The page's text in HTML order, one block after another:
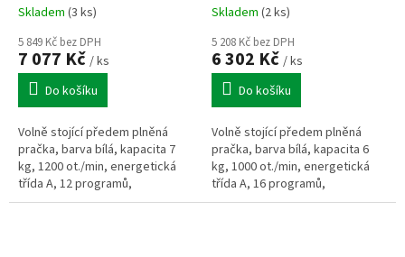
Skladem (3 ks)
5 849 Kč bez DPH
7 077 Kč / ks
Do košíku
Volně stojící předem plněná
pračka, barva bílá, kapacita 7
kg, 1200 ot./min, energetická
třída A, 12 programů,
invertorový motor, hlučnost: 76
Skladem (2 ks)
5 208 Kč bez DPH
6 302 Kč / ks
Do košíku
Volně stojící předem plněná
pračka, barva bílá, kapacita 6
kg, 1000 ot./min, energetická
třída A, 16 programů,
invertorový motor, funkce